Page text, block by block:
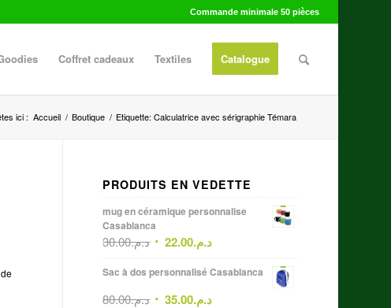
Commande minimale 50 pièces
Coffret cadeaux Textiles Catalogue
ici : Accueil / Boutique / Etiquette: Calculatrice avec sérigraphie Témara
PRODUITS EN VEDETTE
mug en céramique personnalise
Casablanca
د.م.30.00 د.م.22.00
Sac à dos personnalisé Casablanca
د.م.80.00 د.م.35.00